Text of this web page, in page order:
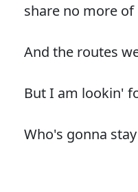
share no more
And the routes
But I am lookin'
Who's gonna